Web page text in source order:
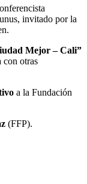
invitado por la
Mejor – Cali”
con otras
a la Fundación
(FFP).